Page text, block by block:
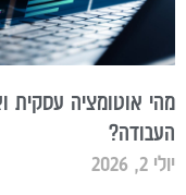
מהי אוטומציה עסקית
העבודה?
יולי 2, 2026